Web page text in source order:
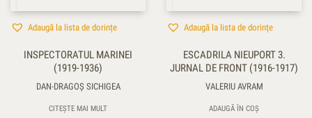
Adaugă la lista de dorințe
INSPECTORATUL MARINEI
(1919-1936)
DAN-DRAGOȘ SICHIGEA
CITEȘTE MAI MULT
Adaugă la lista de dorințe
ESCADRILA NIEUPORT 3.
JURNAL DE FRONT (1916-1917)
VALERIU AVRAM
ADAUGĂ ÎN COȘ